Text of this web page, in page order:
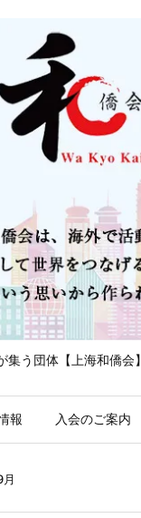
集う団体【上海和僑会】
報 入会のご案内